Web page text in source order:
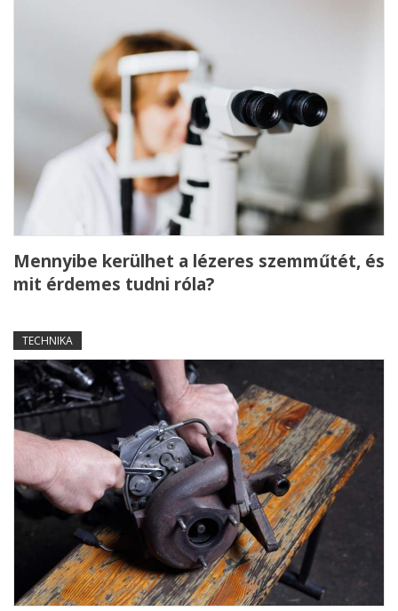
Mennyibe kerülhet a lézeres szemműtét, és
mit érdemes tudni róla?
TECHNIKA